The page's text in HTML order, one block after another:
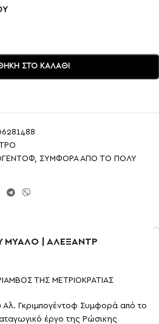
ΣΤΟ ΚΑΛΆΘΙ
ΣΥΜΦΟΡΑ ΑΠΟ ΤΟ ΠΟΛΥ
ΜΥΑΛΟ | ΑΛΕΞΑΝΤΡ
ΤΗΣ ΜΕΤΡΙΟΚΡΑΤΙΑΣ
Γκριμπογέντοφ Συμφορά από το
έργο της Ρώσικης